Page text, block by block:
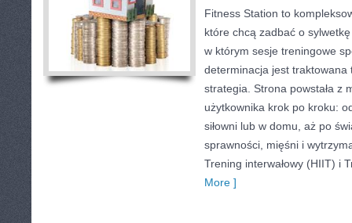
Fitness Station to
które chcą zadbać o
w którym sesje treningowe
determinacja jest traktowana
strategia. Strona powstała z
użytkownika krok po kroku:
siłowni lub w domu, aż po
sprawności, mięśni i
Trening interwałowy (HIIT) i
More ]